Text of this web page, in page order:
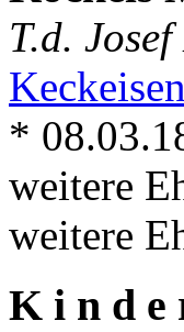
T.d.
*
weitere
weitere
K i n d e